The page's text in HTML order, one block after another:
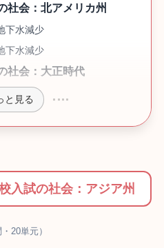
社会：北アメリカ州
下水減少
下水減少
社会：大正時代
と見る
入試の社会：アジア州
20単元）